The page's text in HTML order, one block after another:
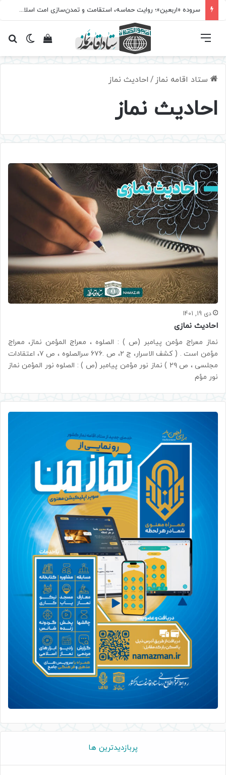
سروده‌ «اربعین»؛ روایت حماسه، استقامت و تمدن‌سازی امت اسلامی
تغییرمشاهده فهرست
ستاد اقامه نماز / احادیث نماز
احادیث نماز
دی 19, 1401
احادیث نمازی
نماز معراج مؤمن پیامبر (ص ) : الصلوه ، معراج المؤمن نماز، معراج
مؤمن است . ( کشف الاسرار، ج ۲، ص .۶۷۶ سرالصلوه ، ص ۷، اعتقادات
مجلسی ، ص ۲۹ ) نماز نور مؤمن پیامبر (ص ) : الصلوه نور المؤمن نماز
نور مؤم
پربازدیدترین ها